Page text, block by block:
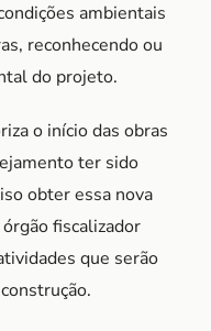
ambientais
reconhecendo ou
do projeto.
o início das obras
ter sido
obter essa nova
fiscalizador
que serão